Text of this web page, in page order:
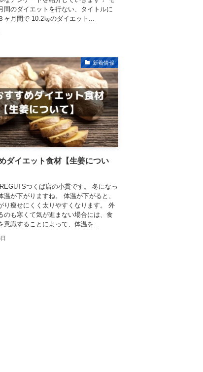
間のダイエットを行ない、タイトルに
ヶ月間で-10.2㎏のダイエット...
新着情報
ダイエット食材【生姜につい
つくば店の小貫です。 冬になっ
温が下がりますね。 体温が下がると、
り痩せにくく太りやすくなります。 外
のも寒くて気が進まない場合には、食
意識することによって、体温を...